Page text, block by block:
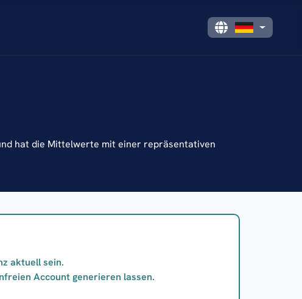
hat die Mittelwerte mit einer repräsentativen
aktuell sein.
Account generieren lassen.